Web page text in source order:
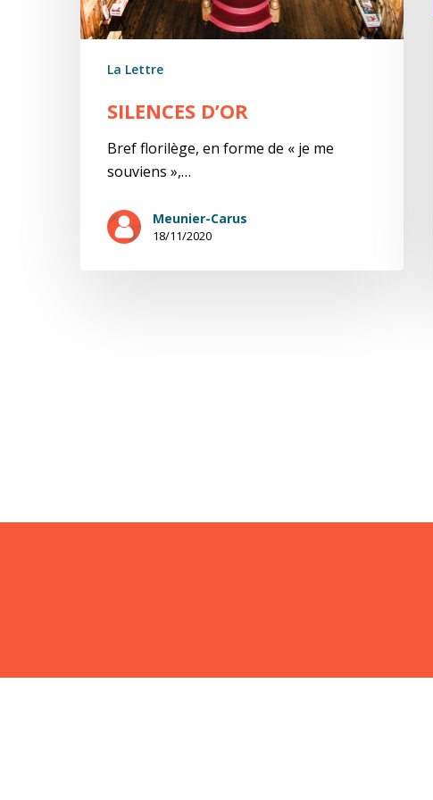
La Lettre
SILENCES D’OR
Bref florilège, en forme de « je me
souviens »,…
Meunier-Carus
18/11/2020